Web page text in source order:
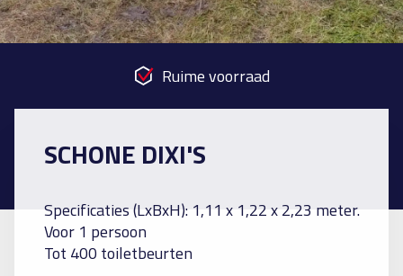
Ruime voorraad
SCHONE DIXI'S
Specificaties (LxBxH): 1,11 x 1,22 x 2,23 meter.
Voor 1 persoon
Tot 400 toiletbeurten